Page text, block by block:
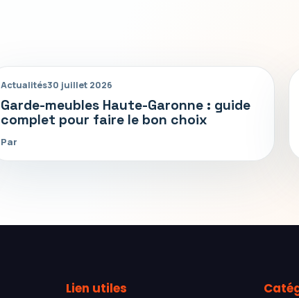
Actualités30 juillet 2026
Garde-meubles Haute-Garonne : guide
complet pour faire le bon choix
Par
Lien utiles